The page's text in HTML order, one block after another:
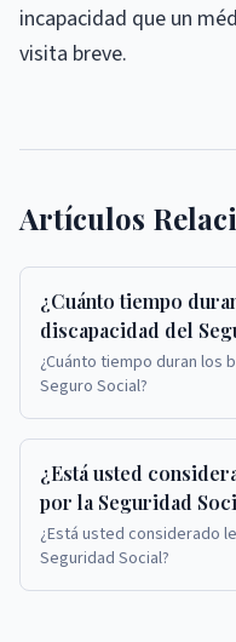
incapacidad que un
visita breve.
Artículos
¿Cuánto tiempo
discapacidad del
¿Cuánto tiempo duran
Seguro Social?
¿Está usted
por la Seguridad
¿Está usted considerado
Seguridad Social?